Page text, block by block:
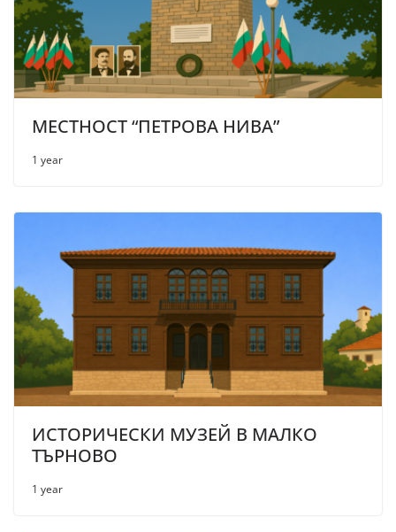
МЕСТНОСТ “ПЕТРОВА НИВА”
1 year
ИСТОРИЧЕСКИ МУЗЕЙ В МАЛКО
ТЪРНОВО
1 year